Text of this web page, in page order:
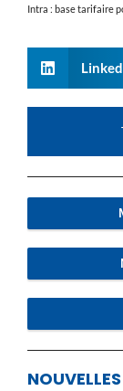
Intra : base tarifaire